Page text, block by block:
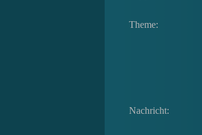
Theme:
Nachricht: